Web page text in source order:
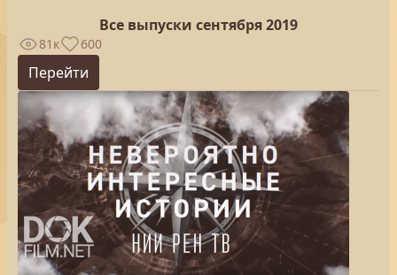
Все выпуски сентября 2019
81к 600
Перейти